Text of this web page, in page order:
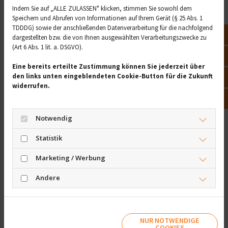
Sollte Ritalin öfter am Tag eingenommen werden, kann
es bei Kindern zu Schlafstörungen kommen. Bei einer
längeren Behandlung können bei Kindern außerdem
Gewichtszunahme auftreten. Beides reguliert sich
wieder, wenn das Medikament abgesetzt wird. Es wird
Medikament einzunehmen. Ein plötzliches,
eigenmächtiges Absetzen von Ritalin ist nicht
angebracht, denn dann kann es zu verstärkter
Gereiztheit, Hyperaktivität und depressiven
Verstimmungen kommen. Medikamente mit
Methylphenidat sollten deshalb langsam abgesetzt
werden.
Leistungssteigerung
Indem Sie auf „ALLE ZULASSEN" klicken, stimmen Sie sowohl dem
Speichern und Abrufen von Informationen auf Ihrem Gerät (§ 25 Abs. 1
TDDDG) sowie der anschließenden Datenverarbeitung für die nachfolgend
dargestellten bzw. die von Ihnen ausgewählten Verarbeitungszwecke zu
(Art 6 Abs. 1 lit. a. DSGVO).
Eine bereits erteilte Zustimmung können Sie jederzeit über
den links unten eingeblendeten Cookie-Button für die Zukunft
widerrufen.
Notwendig
Statistik
Marketing / Werbung
Andere
NUR NOTWENDIGE